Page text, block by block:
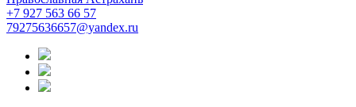
+7 927 563 66 57
79275636657@yandex.ru